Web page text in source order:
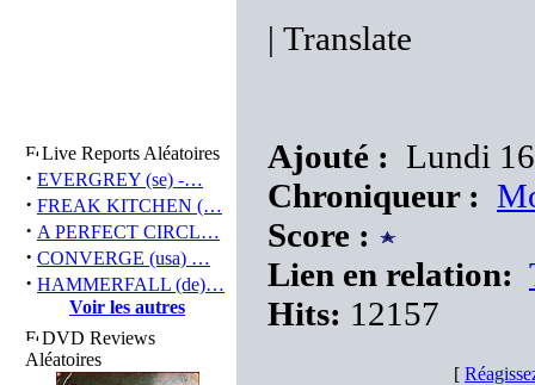
Live Reports Aléatoires
· EVERGREY (se) -…
· FREAK KITCHEN (…
· A PERFECT CIRCL…
· CONVERGE (usa) …
· HAMMERFALL (de)…
Voir les autres
DVD Reviews
Aléatoires
| Translate
Ajouté : Lundi
Chroniqueur :
Score :
Lien en relation:
Hits: 12157
[